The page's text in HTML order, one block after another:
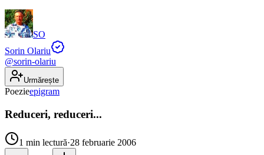
SO
Sorin Olariu
@sorin-olariu
Urmărește
Poezieepigram
Reduceri, reduceri...
1 min lectură·28 februarie 2006